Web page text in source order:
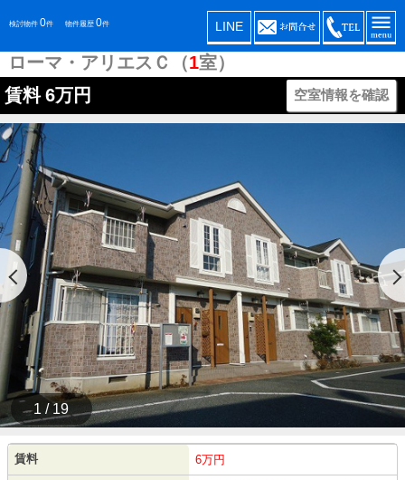
検討物件 0件 物件履歴 0件 LINE
ローマ・アリエスＣ（1室）
賃料 6万円 空室情報を確認
1 / 19
賃料 6万円